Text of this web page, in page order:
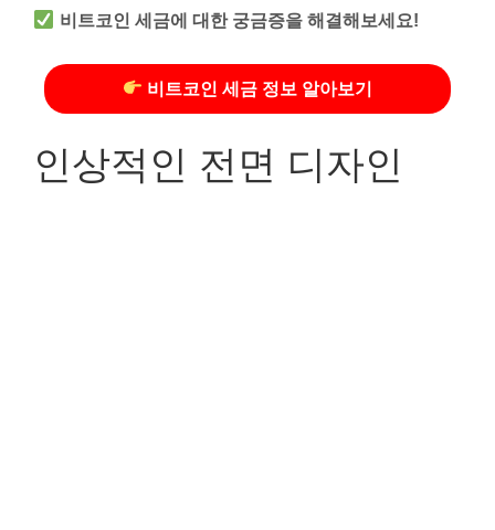
비트코인 세금에 대한 궁금증을 해결해보세요!
비트코인 세금 정보 알아보기
인상적인 전면 디자인